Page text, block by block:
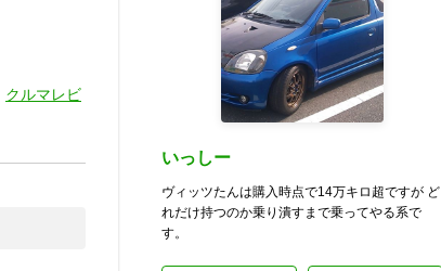
クルマレビ
いっしー
ヴィッツたんは購入時点で14万キロ超ですが ど
れだけ持つのか乗り潰すまで乗ってやる系で
す。